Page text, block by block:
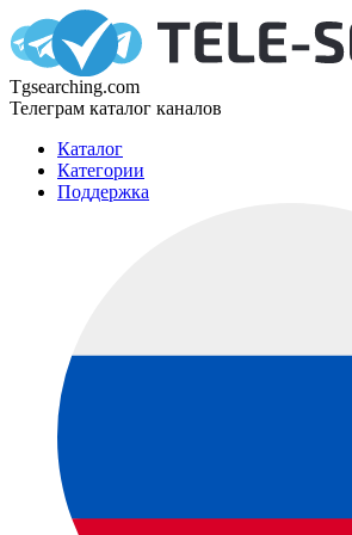
Tgsearching.com
Телеграм каталог каналов
Каталог
Категории
Поддержка